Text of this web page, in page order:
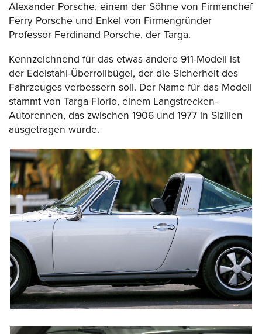
Alexander Porsche, einem der Söhne von Firmenchef
Ferry Porsche und Enkel von Firmengründer
Professor Ferdinand Porsche, der Targa.
Kennzeichnend für das etwas andere 911-Modell ist
der Edelstahl-Überrollbügel, der die Sicherheit des
Fahrzeuges verbessern soll. Der Name für das Modell
stammt von Targa Florio, einem Langstrecken-
Autorennen, das zwischen 1906 und 1977 in Sizilien
ausgetragen wurde.